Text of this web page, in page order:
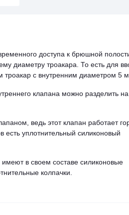
доступа к брюшной
диаметру троакара. То есть для
с внутренним диаметром 5
клапана можно разделить на
ведь этот клапан работает
уплотнительный силиконовый
в своем составе силиконовые
колпачки.